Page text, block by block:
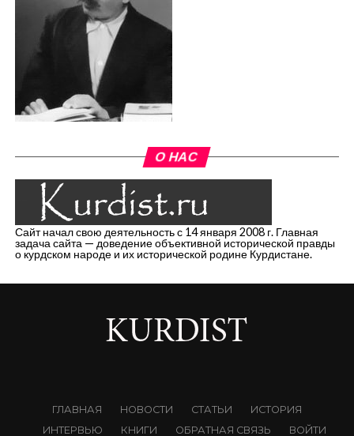
О НАС
Сайт начал свою деятельность с 14 января 2008 г. Главная
задача сайта — доведение объективной исторической правды
о курдском народе и их исторической родине Курдистане.
ГЛАВНАЯ НОВОСТИ СТАТЬИ
ИСТОРИЯ
ИНТЕРВЬЮ
КНИГИ ОБРАТНАЯ СВЯЗЬ ВОЙТИ